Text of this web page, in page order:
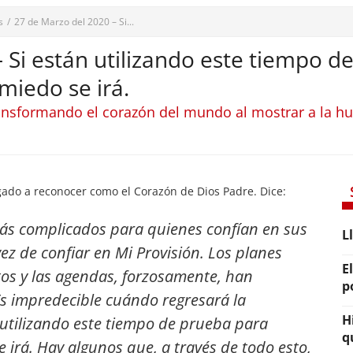
/ 27 de Marzo del 2020 – Si...
Si están utilizando este tiempo
se irá.
el corazón del mundo al mostrar a la
a reconocer como el Corazón de Dios Padre. Dice:
complicados para quienes confían en sus
de confiar en Mi Provisión. Los planes
y las agendas, forzosamente, han
impredecible cuándo regresará la
este tiempo de prueba para
irá. Hay algunos que, a través de todo esto,